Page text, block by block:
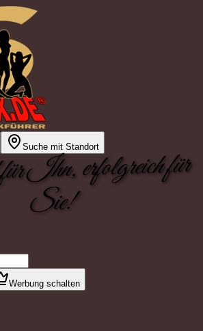
Suche mit Standort
Ihn, erfolgreich für
Sie!
Werbung schalten